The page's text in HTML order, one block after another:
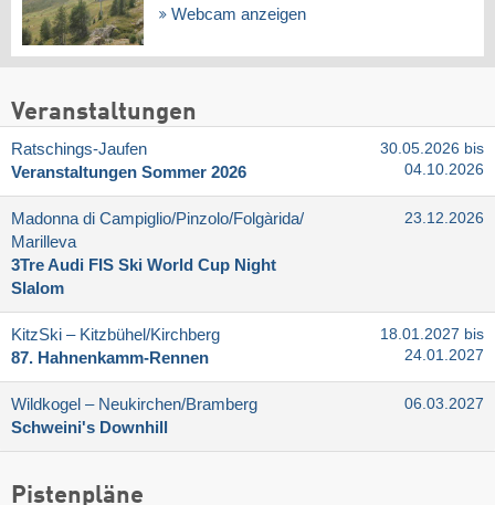
Webcam anzeigen
Veranstaltungen
Ratschings-Jaufen
Veranstaltungen Sommer 2026
30.05.2026 bis
04.10.2026
Madonna di Campiglio/​Pinzolo/​Folgàrida/​
Marilleva
3Tre Audi FIS Ski World Cup Night
Slalom
23.12.2026
KitzSki – Kitzbühel/​Kirchberg
87. Hahnenkamm-Rennen
18.01.2027 bis
24.01.2027
Wildkogel – Neukirchen/​Bramberg
Schweini's Downhill
06.03.2027
Pistenpläne